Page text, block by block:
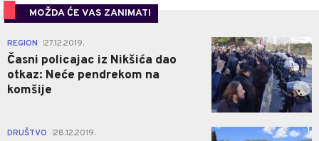
MOŽDA ĆE VAS ZANIMATI
REGION 27.12.2019.
Časni policajac iz Nikšića dao
otkaz: Neće pendrekom na
komšije
0
DRUŠTVO 28.12.2019. 1